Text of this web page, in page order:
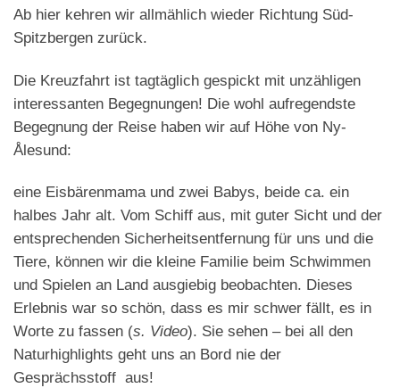
Ab hier kehren wir allmählich wieder Richtung Süd-
Spitzbergen zurück.
Die Kreuzfahrt ist tagtäglich gespickt mit unzähligen
interessanten Begegnungen! Die wohl aufregendste
Begegnung der Reise haben wir auf Höhe von Ny-
Ålesund:
eine Eisbärenmama und zwei Babys, beide ca. ein
halbes Jahr alt. Vom Schiff aus, mit guter Sicht und der
entsprechenden Sicherheitsentfernung für uns und die
Tiere, können wir die kleine Familie beim Schwimmen
und Spielen an Land ausgiebig beobachten. Dieses
Erlebnis war so schön, dass es mir schwer fällt, es in
Worte zu fassen (s. Video). Sie sehen – bei all den
Naturhighlights geht uns an Bord nie der
Gesprächsstoff aus!